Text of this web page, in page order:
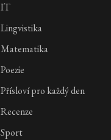
IT
Lingvistika
Matematika
Poezie
Přísloví pro každý den
Recenze
Sport